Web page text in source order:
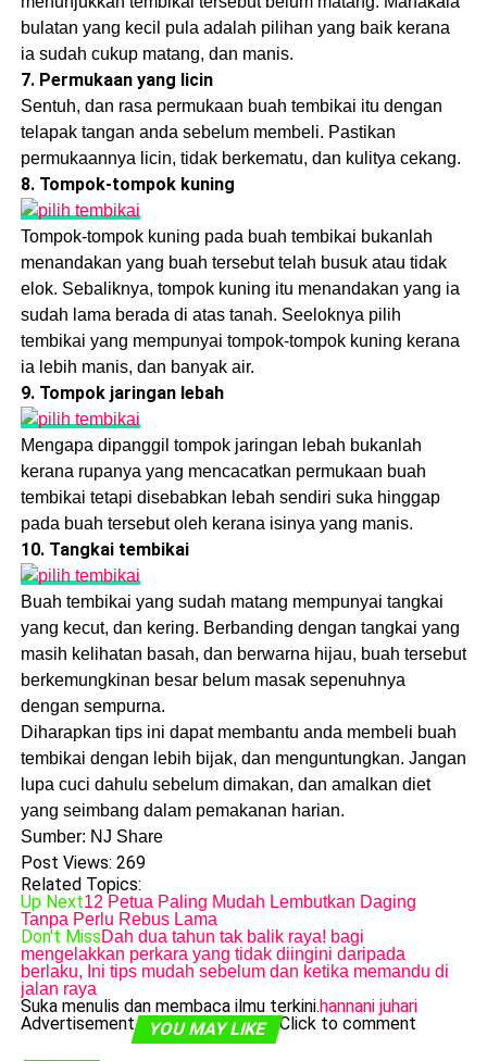
bulatan yang kecil pula adalah pilihan yang baik kerana
ia sudah cukup matang, dan manis.
7. Permukaan yang licin
Sentuh, dan rasa permukaan buah tembikai itu dengan
telapak tangan anda sebelum membeli. Pastikan
permukaannya licin, tidak berkematu, dan kulitya cekang.
8. Tompok-tompok kuning
Tompok-tompok kuning pada buah tembikai bukanlah
menandakan yang buah tersebut telah busuk atau tidak
elok. Sebaliknya, tompok kuning itu menandakan yang ia
sudah lama berada di atas tanah. Seeloknya pilih
tembikai yang mempunyai tompok-tompok kuning kerana
ia lebih manis, dan banyak air.
9. Tompok jaringan lebah
Mengapa dipanggil tompok jaringan lebah bukanlah
kerana rupanya yang mencacatkan permukaan buah
tembikai tetapi disebabkan lebah sendiri suka hinggap
pada buah tersebut oleh kerana isinya yang manis.
10. Tangkai tembikai
Buah tembikai yang sudah matang mempunyai tangkai
yang kecut, dan kering. Berbanding dengan tangkai yang
masih kelihatan basah, dan berwarna hijau, buah tersebut
berkemungkinan besar belum masak sepenuhnya
dengan sempurna.
Diharapkan tips ini dapat membantu anda membeli buah
tembikai dengan lebih bijak, dan menguntungkan. Jangan
lupa cuci dahulu sebelum dimakan, dan amalkan diet
yang seimbang dalam pemakanan harian.
Sumber: NJ Share
Post Views: 269
Related Topics:
Up Next12 Petua Paling Mudah Lembutkan Daging
Tanpa Perlu Rebus Lama
Don't MissDah dua tahun tak balik raya! bagi
mengelakkan perkara yang tidak diingini daripada
berlaku, Ini tips mudah sebelum dan ketika memandu di
jalan raya
hannani juhari
Suka menulis dan membaca ilmu terkini.
Advertisement
YOU MAY LIKE Click to comment